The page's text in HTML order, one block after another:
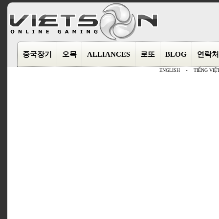
중국장기 오목 ALLIANCES 로또 BLOG 연락처
ENGLISH - TIẾNG